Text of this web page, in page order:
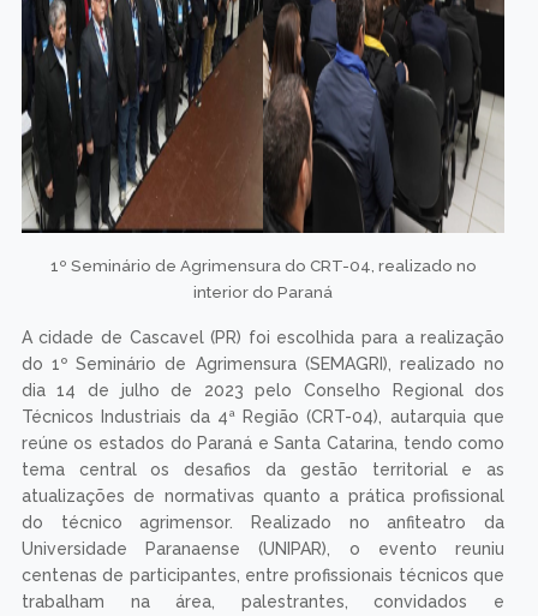
1º Seminário de Agrimensura do CRT-04, realizado no
interior do Paraná
A cidade de Cascavel (PR) foi escolhida para a realização
do 1º Seminário de Agrimensura (SEMAGRI), realizado no
dia 14 de julho de 2023 pelo Conselho Regional dos
Técnicos Industriais da 4ª Região (CRT-04), autarquia que
reúne os estados do Paraná e Santa Catarina, tendo como
tema central os desafios da gestão territorial e as
atualizações de normativas quanto a prática profissional
do técnico agrimensor. Realizado no anfiteatro da
Universidade Paranaense (UNIPAR), o evento reuniu
centenas de participantes, entre profissionais técnicos que
trabalham na área, palestrantes, convidados e